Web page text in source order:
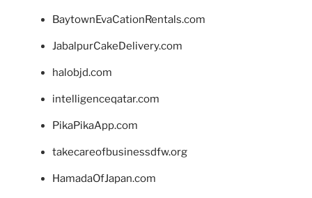
BaytownEvaCationRentals.com
JabalpurCakeDelivery.com
halobjd.com
intelligenceqatar.com
PikaPikaApp.com
takecareofbusinessdfw.org
HamadaOfJapan.com